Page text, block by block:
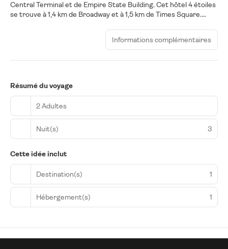
Central Terminal et de Empire State Building. Cet hôtel 4 étoiles
se trouve à 1,4 km de Broadway et à 1,5 km de Times Square.
h/24 par exemple) et des nombreux équipements et services
qui caractérisent l'hébergement, notamment une télévision
dotées d'une télévision LED. L'accès Wi-Fi à Internet gratuit
votre divertissement est assuré par des chaînes par câble. Une
salle de bain privée avec un ensemble douche/baignoire est à
toilette de luxe et un sèche-cheveux. Les équipements et
services offerts par l'hébergement comprennent un coffre-fort
(suffisamment grand pour accueillir un ordinateur portable) et
un bureau, mais aussi un téléphone avec des appels locaux
gratuits.
Informations complémentaires
Résumé du voyage
2 Adultes
Nuit(s) 3
Cette idée inclut
Destination(s) 1
Hébergement(s) 1